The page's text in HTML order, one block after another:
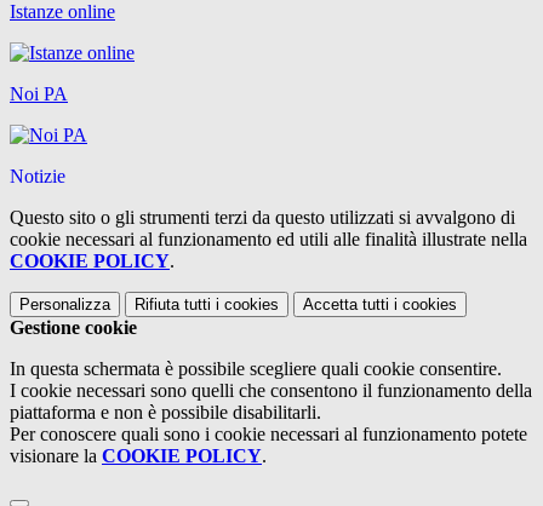
Istanze online
Noi PA
Notizie
Questo sito o gli strumenti terzi da questo utilizzati si avvalgono di
cookie necessari al funzionamento ed utili alle finalità illustrate nella
COOKIE POLICY.
Personalizza Rifiuta tutti i cookies Accetta tutti i cookies
Gestione cookie
In questa schermata è possibile scegliere quali cookie consentire.
I cookie necessari sono quelli che consentono il funzionamento della
piattaforma e non è possibile disabilitarli.
Per conoscere quali sono i cookie necessari al funzionamento potete
visionare la COOKIE POLICY.